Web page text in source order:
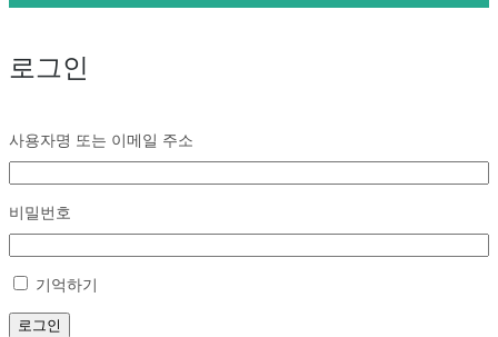
로그인
사용자명 또는 이메일 주소
비밀번호
기억하기
로그인